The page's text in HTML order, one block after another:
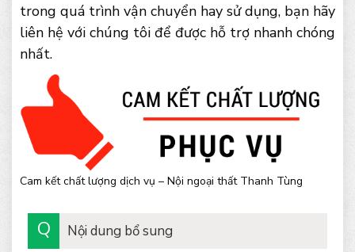
trong quá trình vận chuyển hay sử dụng, bạn hãy
liên hệ với chúng tôi để được hỗ trợ nhanh chóng
nhất.
Cam kết chất lượng dịch vụ – Nội ngoại thất Thanh Tùng
Nội dung bổ sung